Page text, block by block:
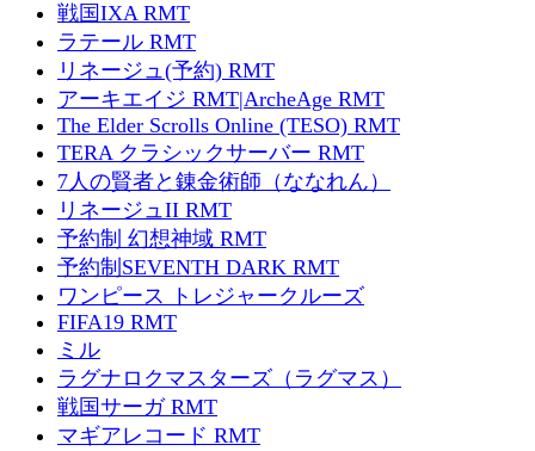
戦国IXA RMT
ラテール RMT
リネージュ(予約) RMT
アーキエイジ RMT|ArcheAge RMT
The Elder Scrolls Online (TESO) RMT
TERA クラシックサーバー RMT
7人の賢者と錬金術師（ななれん）
リネージュII RMT
予約制 幻想神域 RMT
予約制SEVENTH DARK RMT
ワンピース トレジャークルーズ
FIFA19 RMT
ミル
ラグナロクマスターズ（ラグマス）
戦国サーガ RMT
マギアレコード RMT